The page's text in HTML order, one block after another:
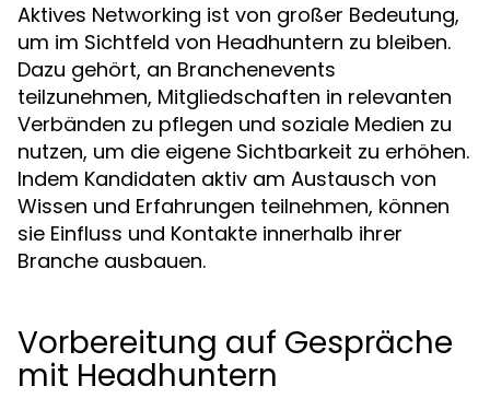
Aktives Networking ist von großer Bedeutung,
um im Sichtfeld von Headhuntern zu bleiben.
Dazu gehört, an Branchenevents
teilzunehmen, Mitgliedschaften in relevanten
Verbänden zu pflegen und soziale Medien zu
nutzen, um die eigene Sichtbarkeit zu erhöhen.
Indem Kandidaten aktiv am Austausch von
Wissen und Erfahrungen teilnehmen, können
sie Einfluss und Kontakte innerhalb ihrer
Branche ausbauen.
Vorbereitung auf Gespräche
mit Headhuntern